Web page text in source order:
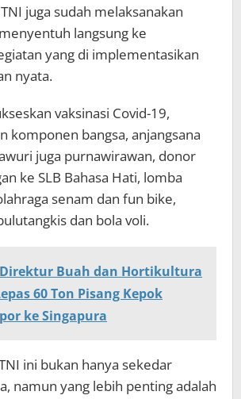
juga sudah melaksanakan
langsung ke
yang di implementasikan
nyata.
vaksinasi Covid-19,
komponen bangsa, anjangsana
juga purnawirawan, donor
ke SLB Bahasa Hati, lomba
senam dan fun bike,
dan bola voli.
Direktur Buah dan Hortikultura
60 Ton Pisang Kepok
ke Singapura
ini bukan hanya sekedar
namun yang lebih penting adalah